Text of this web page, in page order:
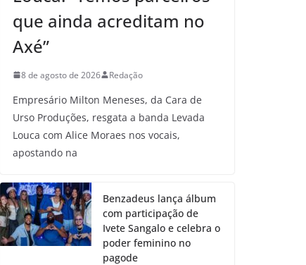
que ainda acreditam no
Axé”
8 de agosto de 2026 Redação
Empresário Milton Meneses, da Cara de
Urso Produções, resgata a banda Levada
Louca com Alice Moraes nos vocais,
apostando na
Benzadeus lança álbum
com participação de
Ivete Sangalo e celebra o
poder feminino no
pagode